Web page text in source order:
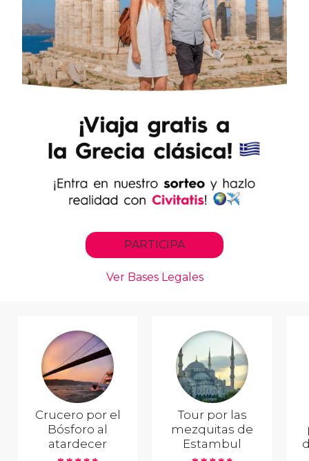
Crucero por el
Bósforo al
atardecer
Tour por las
mezquitas de
Estambul